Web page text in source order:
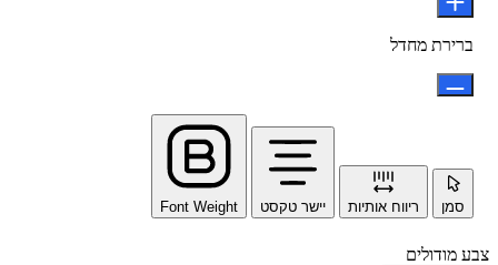
ברירת מחדל
סמן ריווח אותיות יישר טקסט Font Weight
צבע מודולים